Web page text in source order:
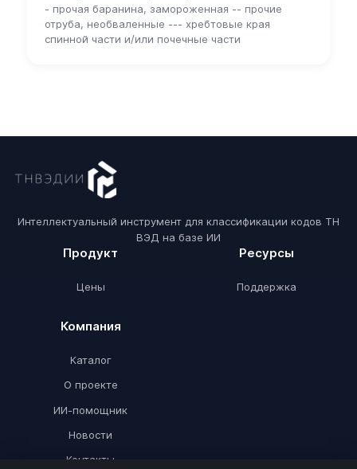
- прочая баранина, замороженная -- прочие
отруба, необваленные --- хребтовые края
спинной части и/или почечные части
Интеллектуальный инструмент для классификации кодов ТН
ВЭД на базе ИИ
Продукт
Цены
Ресурсы
Поддержка
Компания
Каталог
О проекте
ИИ-помощник
Новости
Контакты